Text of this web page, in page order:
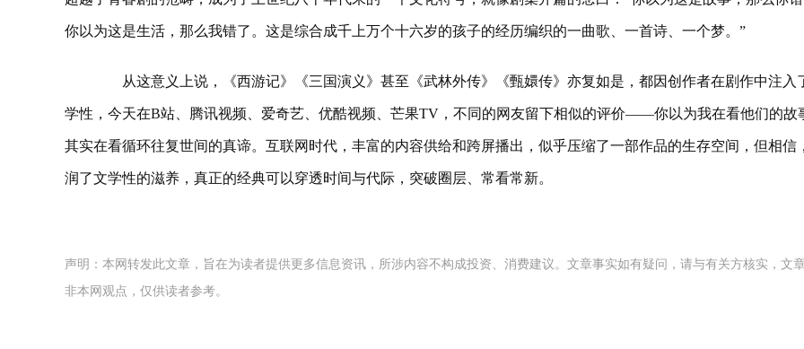
你以为这是生活，那么我错了。这是综合成千上万个十六岁的孩子的经历编织的一曲歌、一首诗、一个梦。”
从这意义上说，《西游记》《三国演义》甚至《武林外传》《甄嬛传》亦复如是，都因创作者在剧作中注入
学性，今天在B站、腾讯视频、爱奇艺、优酷视频、芒果TV，不同的网友留下相似的评价——你以为我在看他们的故
其实在看循环往复世间的真谛。互联网时代，丰富的内容供给和跨屏播出，似乎压缩了一部作品的生存空间，但相信
润了文学性的滋养，真正的经典可以穿透时间与代际，突破圈层、常看常新。
声明：本网转发此文章，旨在为读者提供更多信息资讯，所涉内容不构成投资、消费建议。文章事实如有疑问，请与有关方核实，文
非本网观点，仅供读者参考。